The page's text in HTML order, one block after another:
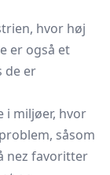
hvor høj
er også et
de er
i miljøer, hvor
såsom
nez favoritter